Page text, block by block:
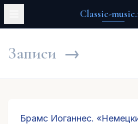
Classic-
Записи →
Брамс Иоганнес.